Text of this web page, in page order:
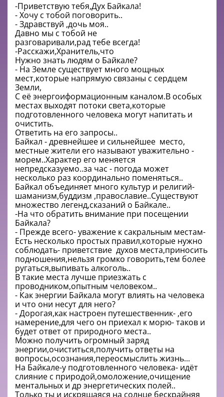
-Приветствую тебя,Дух Байкала!
- Хочу с тобой поговорить..
- Здравствуй ,дочь моя..
Давно мы с тобой не
разговаривали,рад тебе всегда!
-Расскажи,Хранитель,что
Нужно знать людям о Байкале?
- На Земле существует много мощных
мест,которые напрямую связаны с сердцем
Земли,
С её энергоиформационным каналом.В особых
местах выходят потоки света,которые
подготовленного человека могут напитать и
очистить.
Ответить на его запросы..
Байкал - древнейшее и сильнейшее место,
местные жители его называют уважительно -
морем..Характер его меняется
непредсказуемо..за час - погода может
несколько раз координально поменяться..
Байкал объединяет много культур и религий-
шаманизм,буддизм ,православие..Существуют
множество легенд,сказаний о Байкале..
-На что обратить внимание при посещении
Байкала?
- Прежде всего- уважение к сакральным местам-
Есть несколько простых правил,которые нужно
соблюдать- приветствие духов места,приносить
подношения,нельзя громко говорить,тем более
ругаться,выпивать алкоголь..
В такие места лучше приезжать с
проводником,опытным человеком..
- Как энергии Байкала могут влиять на человека
и что они несут для него?
- Дорогая,как настроен путешественник- ,его
намерение,для чего он приехал к морю- таков и
будет ответ от природного места..
Можно получить огромный заряд
энергии,очиститься,получить ответы на
вопросы,осознания,переосмыслить жизнь...
На Байкале-у подготовленного человека- идёт
слияние с природой,омоложение,очищение
ментальных и др энергетических полей..
Только ты и искрящаяся на солнце бескрайняя